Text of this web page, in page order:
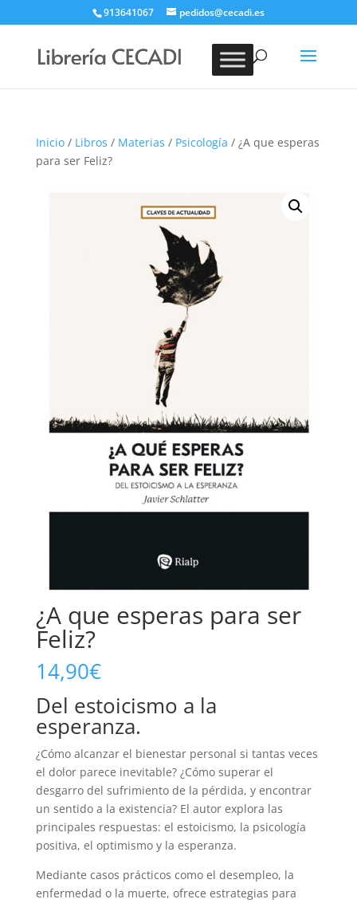
913641067 pedidos@cecadi.es
BUSCAR
Inicio/ Libros / Materias / Psicología / ¿A que esperas
para ser Feliz?
¿A que esperas para ser
Feliz?
14,90€
Del estoicismo a la
esperanza.
¿Cómo alcanzar el bienestar personal si tantas veces
el dolor parece inevitable? ¿Cómo superar el
desgarro del sufrimiento de la pérdida, y encontrar
un sentido a la existencia? El autor explora las
principales respuestas: el estoicismo, la psicología
positiva, el optimismo y la esperanza.
Mediante casos prácticos como el desempleo, la
enfermedad o la muerte, ofrece estrategias para